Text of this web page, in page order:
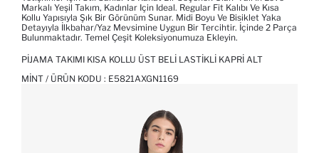
Markalı Yeşil Takım, Kadınlar Için Ideal. Regular Fit Kalıbı Ve Kısa
Kollu Yapısıyla Şık Bir Görünüm Sunar. Midi Boyu Ve Bisiklet Yaka
Detayıyla İlkbahar/Yaz Mevsimine Uygun Bir Tercihtir. İçinde 2 Parça
Bulunmaktadır. Temel Çeşit Koleksiyonumuza Ekleyin.
PIJAMA TAKIMI KISA KOLLU ÜST BELI LASTIKLI KAPRI ALT
MINT / ÜRÜN KODU : E5821AXGN1169